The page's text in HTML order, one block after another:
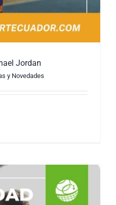
Michael Jordan
Jordan
y Novedades